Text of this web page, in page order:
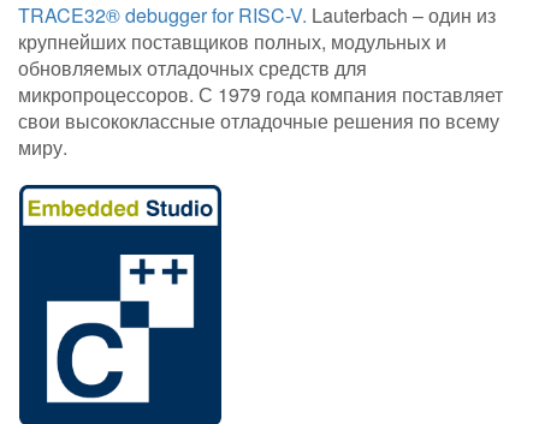
TRACE32® debugger for RISC-V. Lauterbach – один из
крупнейших поставщиков полных, модульных и
обновляемых отладочных средств для
микропроцессоров. С 1979 года компания поставляет
свои высококлассные отладочные решения по всему
миру.